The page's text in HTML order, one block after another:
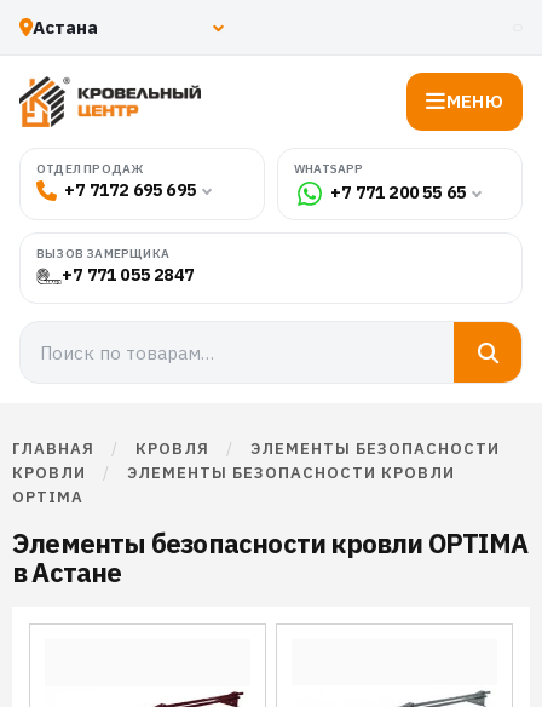
МЕНЮ
ОТДЕЛ ПРОДАЖ
+7 7172 695 695
WHATSAPP
+7 771 200 55 65
ВЫЗОВ ЗАМЕРЩИКА
+7 771 055 2847
ГЛАВНАЯ / КРОВЛЯ /
ЭЛЕМЕНТЫ БЕЗОПАСНОСТИ
КРОВЛИ
/
ЭЛЕМЕНТЫ БЕЗОПАСНОСТИ КРОВЛИ
OPTIMA
Элементы безопасности кровли OPTIMA
в Астане